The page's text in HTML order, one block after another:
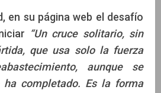
en su página web el desafío
“Un cruce solitario, sin
que usa solo la fuerza
aunque se
ha completado. Es la forma